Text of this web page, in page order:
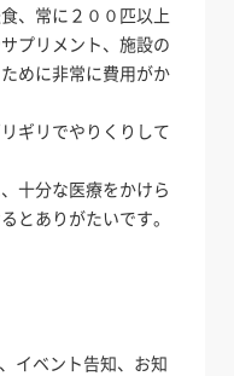
、常に２００匹以上
プリメント、施設の
めに非常に費用がか
ギリでやりくりして
十分な医療をかけら
とありがたいです。
イベント告知、お知